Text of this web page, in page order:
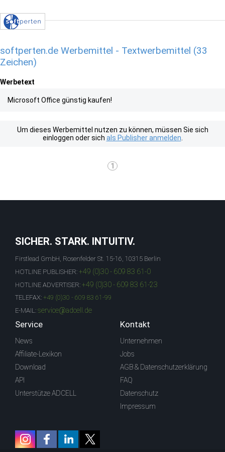
softperten.de Werbemittel - Textwerbemittel (33
Zeichen)
Werbetext
Microsoft Office günstig kaufen!
Um dieses Werbemittel nutzen zu können, müssen Sie sich
einloggen oder sich als Publisher anmelden
1
SICHER. STARK. INTUITIV.
Firstlead GmbH, Rosenfelder St. 15-16, 10315 Berlin
HOTLINE PUBLISHER: +49 (0)30 - 609 83 61-0
HOTLINE ADVERTISER: +49 (0)30 - 609 83 61-23
TELEFAX: +49 (0)30 - 609 83 61-99
E-MAIL: service@adcell.de
Service
News
Affiliate-Lexikon
Download
API
Unterstütze ADCELL
Kontakt
Unternehmen
Jobs
AGB & Datenschutzerklärung
FAQ
Datenschutz
Impressum